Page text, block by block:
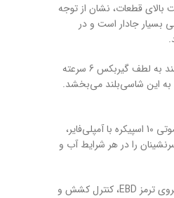
بالای قطعات، نشان از توجه
بسیار جادار است و در
قلب تپنده وراکروز، یک پیشرانه 3.8 لیتری V6 است که 260 اسب بخار قدرت و 348 نیوتن متر گشتاور تولید می‌کند. این موتور قدرتمند به لطف گیربکس 6 سرعته
به این شاسی‌بلند می‌بخشد.
تجهیزات رفاهی وراکروز در زمان خود کم‌نظیر بود و شامل مواردی چون صندلی‌های برقی با حافظه، تهویه اتوماتیک سه‌گانه، سیستم صوتی 10 اسپیکره با آمپلی‌فایر،
را در هر شرایط آب و
ایمنی در وراکروز با 9 کیسه هوا شامل ایربگ‌های راننده، سرنشین جلو، پرده‌ای و جانبی تأمین می‌شد. سیستم‌های ترمز ABS، توزیع نیروی ترمز EBD، کنترل کشش و